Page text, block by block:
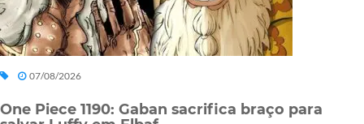
07/08/2026
One Piece 1190: Gaban sacrifica braço para